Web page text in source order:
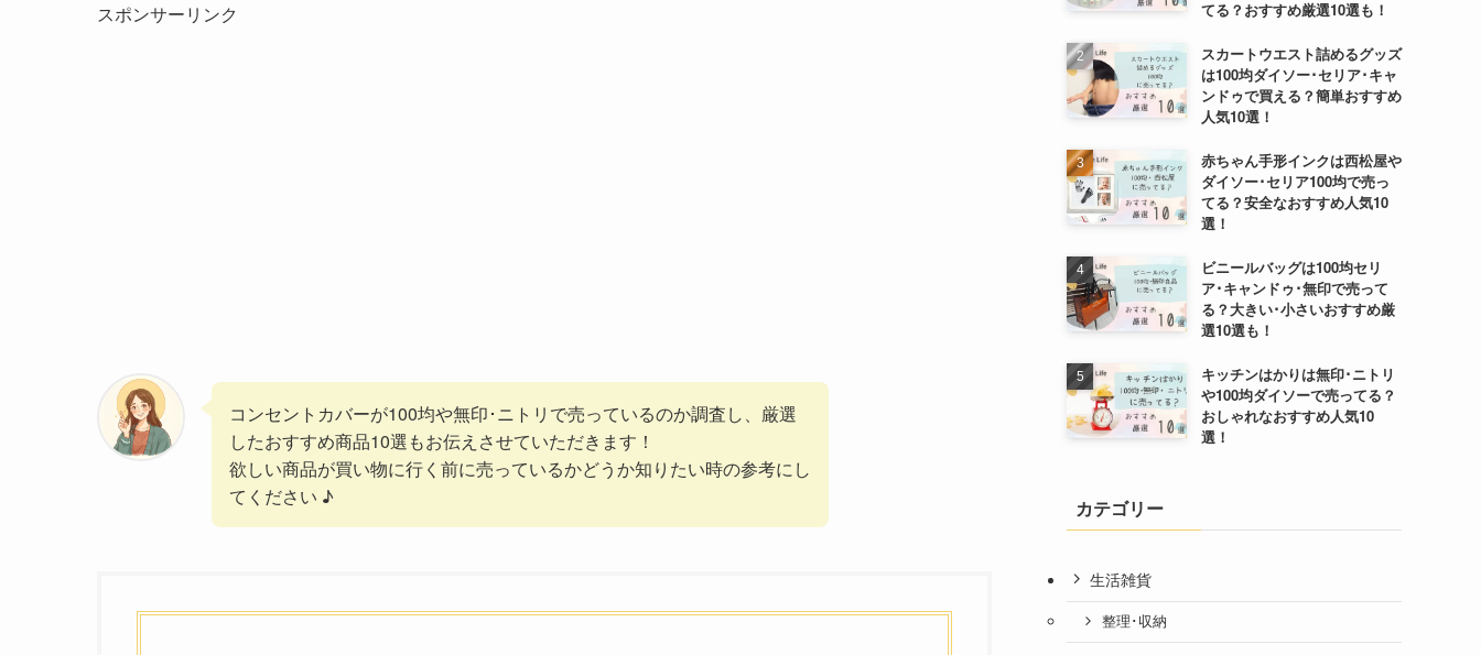
スポンサーリンク
コンセントカバーが100均や無印･ニトリで売っているのか調査し、厳選
したおすすめ商品10選もお伝えさせていただきます！
欲しい商品が買い物に行く前に売っているかどうか知りたい時の参考にし
てください ♪
てる？おすすめ厳選10選も！
スカートウエスト詰めるグッズ
は100均ダイソー･セリア･キャ
ンドゥで買える？簡単おすすめ
人気10選！
赤ちゃん手形インクは西松屋や
ダイソー･セリア100均で売っ
てる？安全なおすすめ人気10
選！
ビニールバッグは100均セリ
ア･キャンドゥ･無印で売って
る？大きい･小さいおすすめ厳
選10選も！
キッチンはかりは無印･ニトリ
や100均ダイソーで売ってる？
おしゃれなおすすめ人気10
選！
カテゴリー
生活雑貨
整理･収納